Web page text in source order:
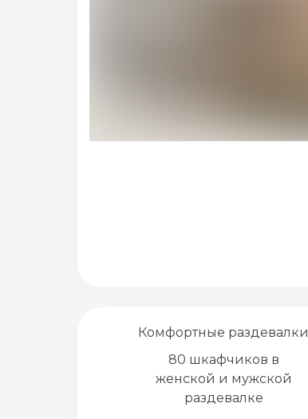
Комфортные раздевалки
80 шкафчиков в
женской и мужской
раздевалке